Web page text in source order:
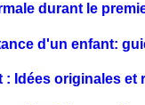
durant le
d'un enfant:
Idées originales et